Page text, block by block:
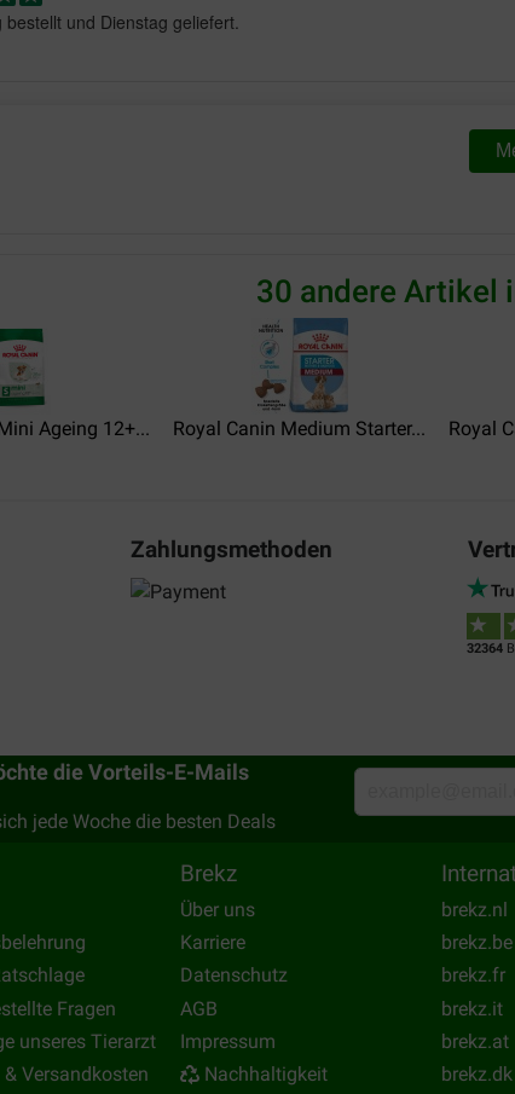
bestellt und Dienstag geliefert.
Lieferung
30 andere Artikel
Ageing 12+... Royal Canin Medium Starter... Royal
Zahlungsmethoden
32364
die Vorteils-E-Mails
jede Woche die besten Deals
Fragen
unseres Tierarzt
Versandkosten
Brekz
Über uns
Karriere
Datenschutz
AGB
Impressum
Nachhaltigkeit
brekz.nl
brekz.be
brekz.fr
brekz.it
brekz.at
brekz.dk